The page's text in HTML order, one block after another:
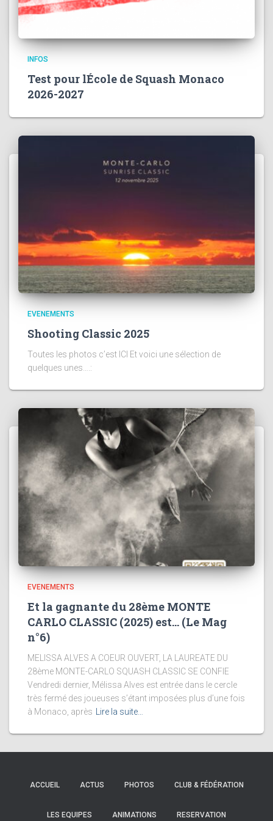
INFOS
Test pour lÉcole de Squash Monaco
2026-2027
EVENEMENTS
Shooting Classic 2025
Toutes les photos c’est ICI Et voici une sélection de
quelques unes….:
EVENEMENTS
Et la gagnante du 28ème MONTE
CARLO CLASSIC (2025) est… (Le Mag
n°6)
MELISSA ALVES A COEUR OUVERT, LA LAUREATE DU
28ème MONTE-CARLO SQUASH CLASSIC SE CONFIE
Vendredi dernier, Mélissa Alves est entrée dans le cercle
très fermé des joueuses s’étant imposées plus d’une fois
à Monaco, après
Lire la suite…
ACCUEIL ACTUS PHOTOS CLUB & FÉDÉRATION
LES EQUIPES ANIMATIONS RESERVATION